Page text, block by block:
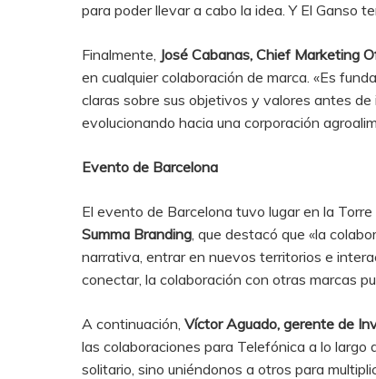
para poder llevar a cabo la idea. Y El Ganso
Finalmente, José Cabanas, Chief Marketing
en cualquier colaboración de marca. «Es
claras sobre sus objetivos y valores antes
evolucionando hacia una corporación
Evento de Barcelona
El evento de Barcelona tuvo lugar en la
Summa Branding, que destacó que «la
narrativa, entrar en nuevos territorios e
conectar, la colaboración con otras marcas
A continuación,Víctor Aguado, gerente de
las colaboraciones para Telefónica a lo
solitario, sino uniéndonos a otros para